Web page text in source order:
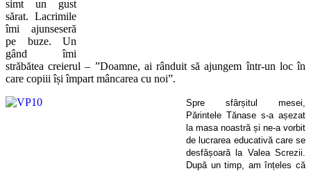
simt un gust
sărat. Lacrimile
îmi ajunseseră
pe buze. Un
gând îmi
străbătea creierul – ”Doamne, ai rânduit să ajungem într-un loc în
care copiii își împart mâncarea cu noi”.
Spre sfârșitul mesei,
Părintele Tănase s-a așezat
la masa noastră și ne-a vorbit
de lucrarea educativă care se
desfășoară la Valea Screzii.
După un timp, am înțeles că